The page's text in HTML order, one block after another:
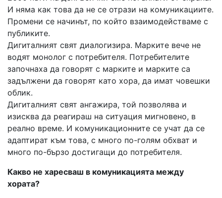
И няма как това да не се отрази на комуникациите.
Промени се начинът, по който взаимодействаме с
публиките.
Дигиталният свят диалогизира. Марките вече не
водят монолог с потребителя. Потребителите
започнаха да говорят с марките и марките са
задължени да говорят като хора, да имат човешки
облик.
Дигиталният свят ангажира, той позволява и
изисква да реагираш на ситуация мигновено, в
реално време. И комуникационните се учат да се
адаптират към това, с много по-голям обхват и
много по-бързо достигащи до потребителя.
Какво не харесваш в комуникацията между
хората?